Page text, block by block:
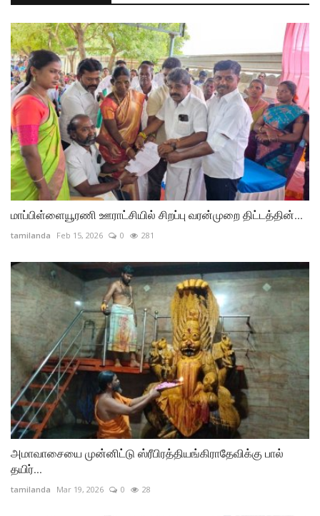
மாப்பிள்ளையூரணி ஊராட்சியில் சிறப்பு வரன்முறை திட்டத்தின்...
tamilanda Feb 15, 2026 0 281
அமாவாசையை முன்னிட்டு ஸ்ரீபிரத்தியங்கிராதேவிக்கு பால்
தயிர்...
tamilanda Mar 19, 2026 0 28